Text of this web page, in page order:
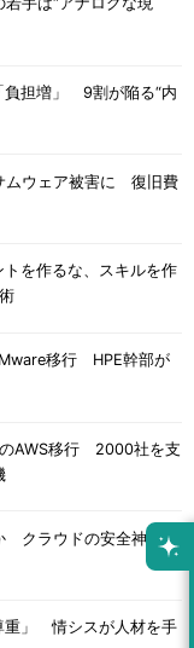
負担増」 9割が陥る“内
ムウェア被害に 復旧費
を作るな、スキルを作
移行 HPE幹部が
のAWS移行 2000社を支
クラウドの安全神話を
重」 情シスが人材を手